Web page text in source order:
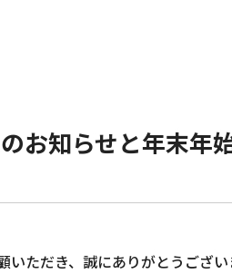
お知らせと年末年
ただき、誠にありがとうござい